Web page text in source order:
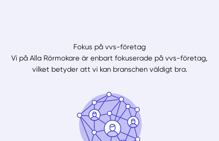
Fokus på vvs-företag
Vi på Alla Rörmokare är enbart fokuserade på vvs-företag,
vilket betyder att vi kan branschen väldigt bra.